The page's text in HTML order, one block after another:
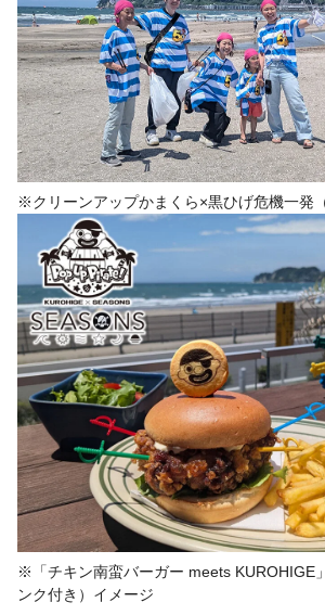
※クリーンアップかまくら×黒ひげ危機一発
※「チキン南蛮バーガー meets KUROHIGE
ンク付き）イメージ